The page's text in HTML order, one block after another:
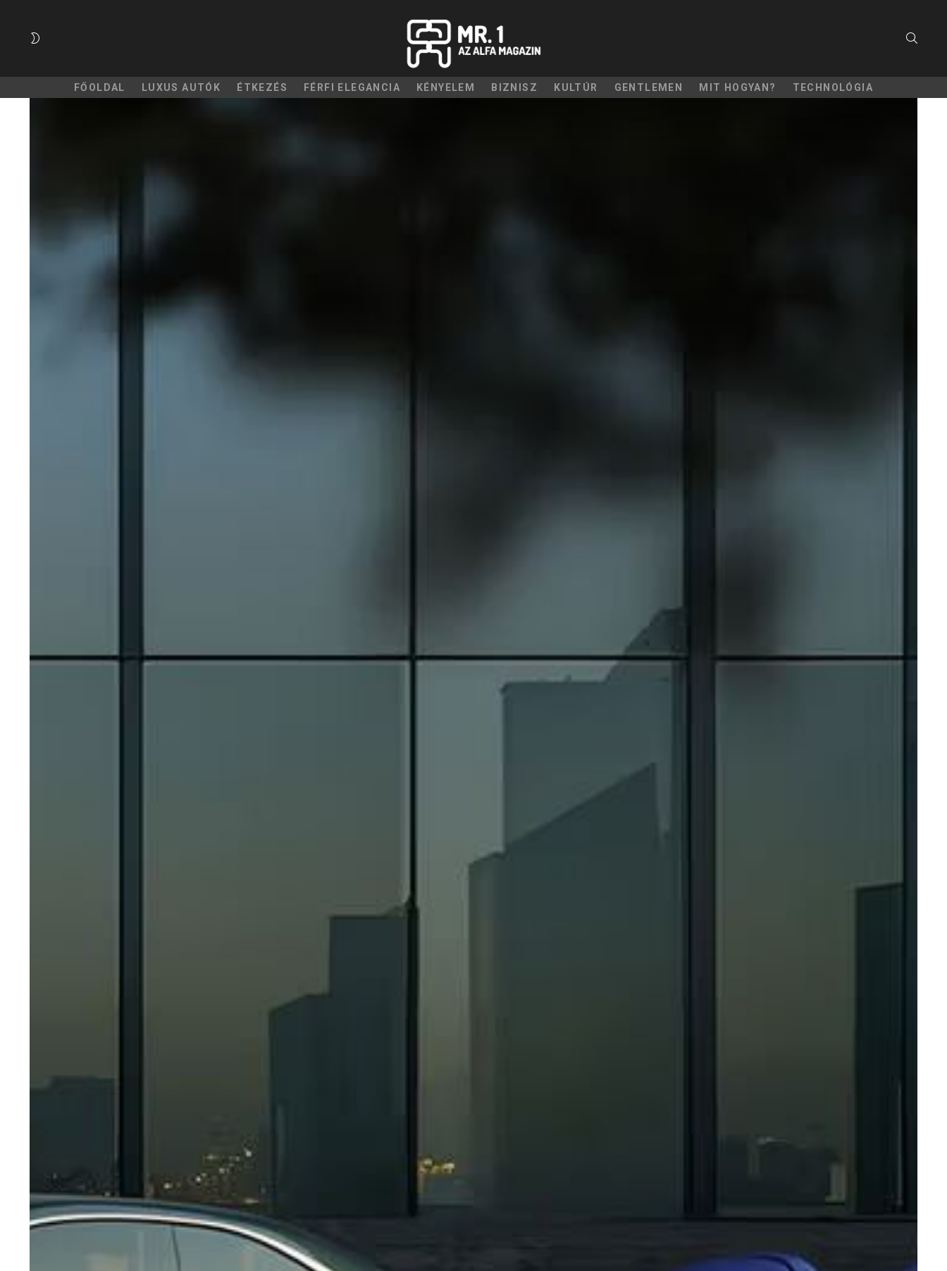
FŐOLDAL LUXUS AUTÓK ÉTKEZÉS FÉRFI ELEGANCIA KÉNYELEM BIZNISZ KULTÚR GENTLEMEN MIT HOGYAN? TECHNOLÓGIA